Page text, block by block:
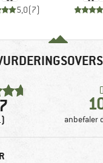
5,0(7)
anbefaler